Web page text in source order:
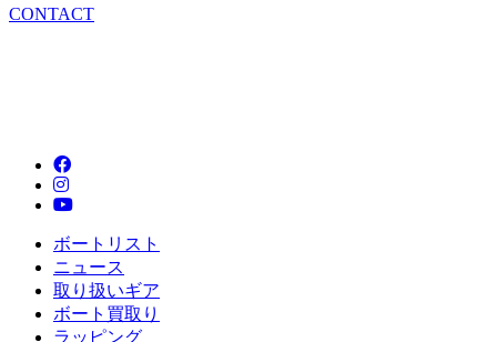
CONTACT
ボートリスト
ニュース
取り扱いギア
ボート買取り
ラッピング